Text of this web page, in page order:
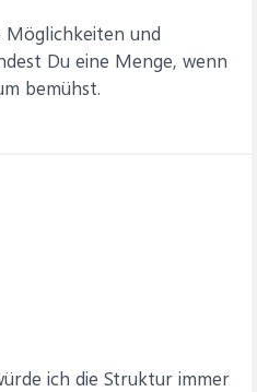
Möglichkeiten und
Du eine Menge, wenn
bemühst.
ich die Struktur immer